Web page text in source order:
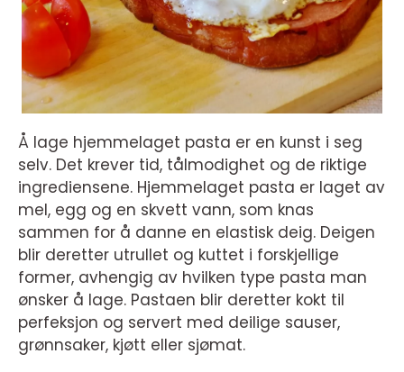
Å lage hjemmelaget pasta er en kunst i seg
selv. Det krever tid, tålmodighet og de riktige
ingrediensene. Hjemmelaget pasta er laget av
mel, egg og en skvett vann, som knas
sammen for å danne en elastisk deig. Deigen
blir deretter utrullet og kuttet i forskjellige
former, avhengig av hvilken type pasta man
ønsker å lage. Pastaen blir deretter kokt til
perfeksjon og servert med deilige sauser,
grønnsaker, kjøtt eller sjømat.